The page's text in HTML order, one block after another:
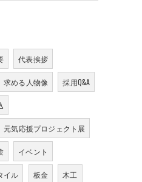
代表挨拶
求める人物像 採用Q&A
元気応援プロジェクト展
イベント
イル 板金 木工